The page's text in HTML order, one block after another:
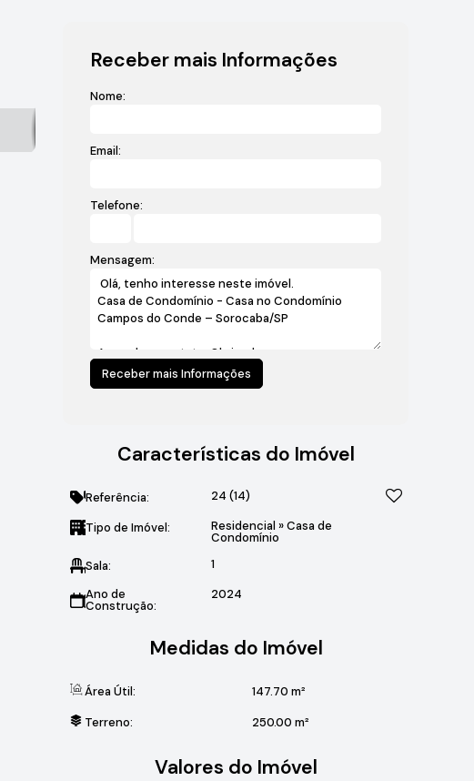
Receber mais Informações
Nome:
Email:
Telefone:
Mensagem:
Características do Imóvel
Referência: 24 (14)
Tipo de Imóvel: Residencial »Casa de
Condomínio
Sala:
1
Ano de
Construção:
2024
Medidas do Imóvel
Área Útil: 147.70 m²
Terreno:
250.00 m²
Valores do Imóvel